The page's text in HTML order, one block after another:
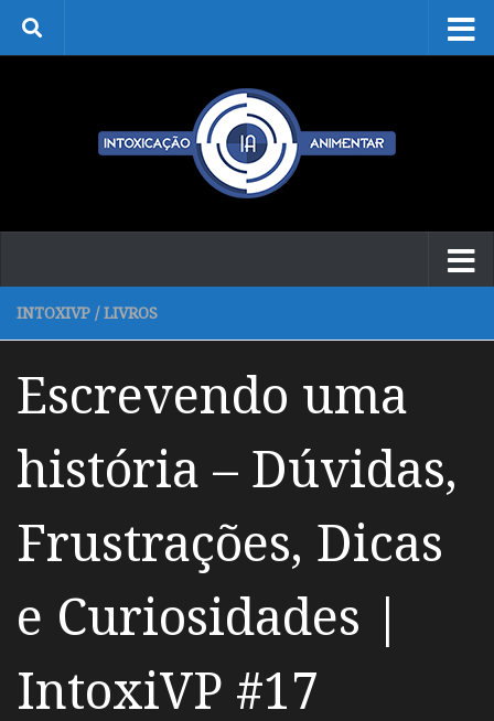
Skip to content
INTOXIVP / LIVROS
Escrevendo uma
história – Dúvidas,
Frustrações, Dicas
e Curiosidades |
IntoxiVP #17